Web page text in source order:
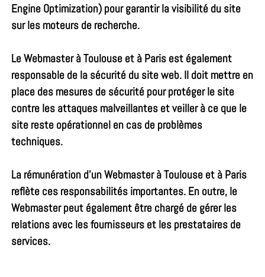
Engine Optimization) pour garantir la visibilité du site
sur les moteurs de recherche.
LeWebmaster à Toulouseet à Paris est également
responsable de la sécurité du site web. Il doit mettre en
place des mesures de sécurité pour protéger le site
contre les attaques malveillantes et veiller à ce que le
site reste opérationnel en cas de problèmes
techniques.
La rémunération d’un Webmaster à Toulouse et à Paris
reflète ces responsabilités importantes. En outre, le
Webmaster peut également être chargé de gérer les
relations avec les fournisseurs et les prestataires de
services.